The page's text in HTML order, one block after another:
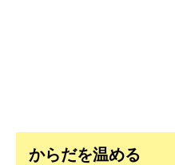
からだを温める